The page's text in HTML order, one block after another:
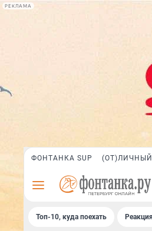
РЕКЛАМА
ФОНТАНКА SUP
Топ-10, куда поехать